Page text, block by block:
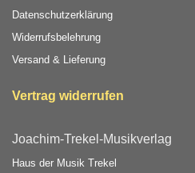
Datenschutzerklärung
Widerrufsbelehrung
Versand & Lieferung
Vertrag widerrufen
Joachim-Trekel-Musikverlag
Haus der Musik Trekel